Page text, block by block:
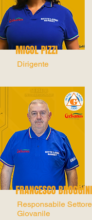
MICOL PIZZI
Dirigente
FRANCESCO BROGGINI
Responsabile Settore
Giovanile